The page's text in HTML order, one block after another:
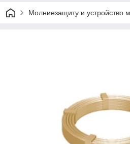
Молниезащиту и устройство